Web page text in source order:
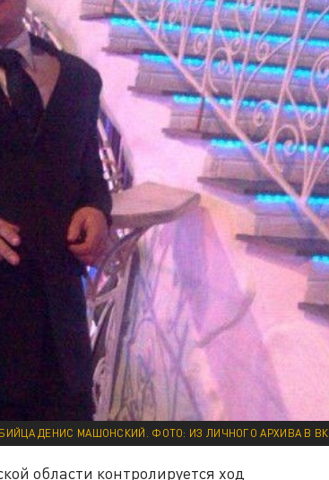
ДЕНИС МАШОНСКИЙ. ФОТО: ИЗ ЛИЧНОГО АРХИВА В ВК.
области контролируется ход